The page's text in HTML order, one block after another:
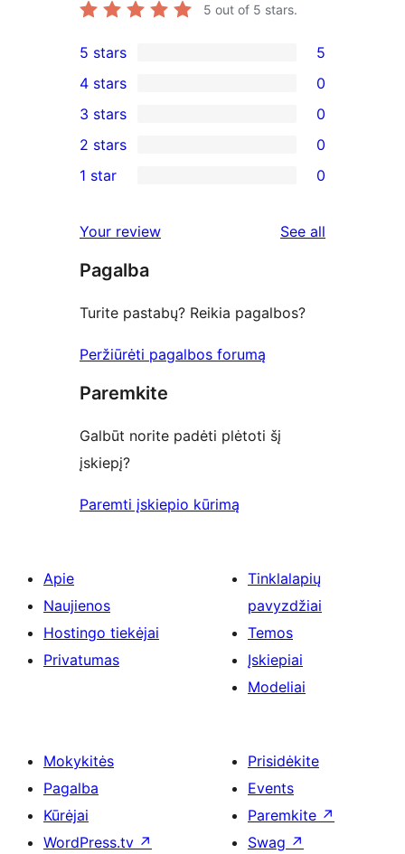
5 out of 5 stars.
5
5-
star
reviews
5 stars 5
4-
star
reviews
4 stars 0
0
3-
star
3 stars 0
2-
reviews
2 stars 0
star
reviews
1 star 0
Your review See all
Pagalba
Turite pastabų? Reikia pagalbos?
Peržiūrėti pagalbos forumą
Paremkite
Galbūt norite padėti plėtoti šį
įskiepį?
Paremti įskiepio kūrimą
Apie
Naujienos
Hostingo tiekėjai
Privatumas
Tinklalapių
pavyzdžiai
Temos
Įskiepiai
Modeliai
Mokykitės
Pagalba
Kūrėjai
WordPress.tv ↗
Prisidėkite
Events
Paremkite ↗
Swag ↗